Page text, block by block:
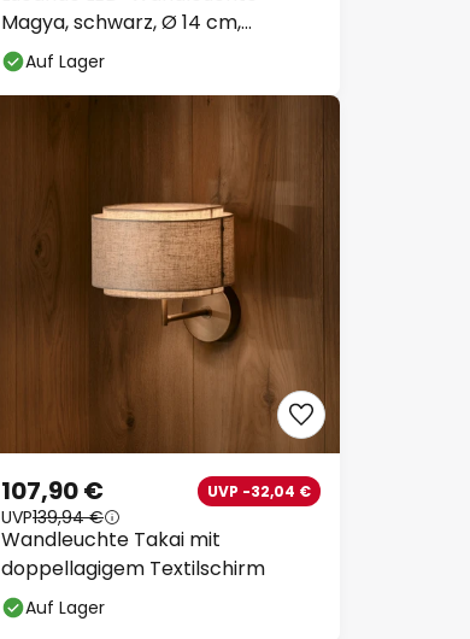
Magya, schwarz, Ø 14 cm,
verstellbar
Auf Lager
Wandleuchte Takai mit
doppellagigem Textilschirm
107,90 € UVP -32,04 €
UVP139,94 €
Auf Lager